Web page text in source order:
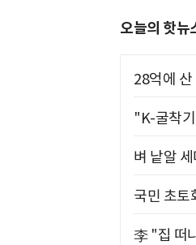
오늘의 핫뉴
28억에
"K-굴착
벼 낱알
국민 초
李 "집 떠